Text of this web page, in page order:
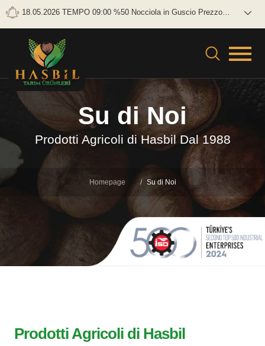
18.05.2026 TEMPO 09:00 %50 Nocciola in Guscio Prezzo
Su di Noi
Prodotti Agricoli di Hasbil Dal 1988
Homepage Su di Noi
Prodotti Agricoli di Hasbil